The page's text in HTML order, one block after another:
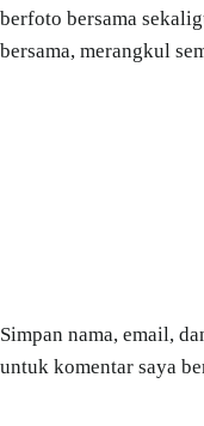
berfoto bersama
bersama, merangkul
Simpan nama, email,
untuk komentar saya